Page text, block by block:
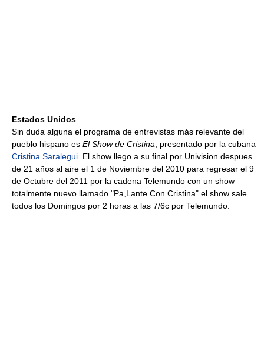
Estados Unidos
Sin duda alguna el programa de entrevistas más relevante del
pueblo hispano es El Show de Cristina, presentado por la cubana
Cristina Saralegui. El show llego a su final por Univision despues
de 21 años al aire el 1 de Noviembre del 2010 para regresar el 9
de Octubre del 2011 por la cadena Telemundo con un show
totalmente nuevo llamado "Pa,Lante Con Cristina" el show sale
todos los Domingos por 2 horas a las 7/6c por Telemundo.